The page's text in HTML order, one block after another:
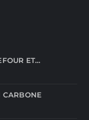
ET…
CARBONE